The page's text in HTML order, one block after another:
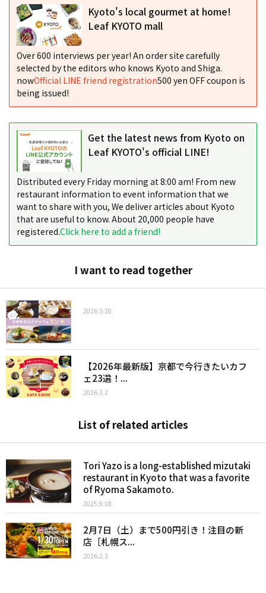
Kyoto's local gourmet at home!
Leaf KYOTO mall
Over 600 interviews per year! An order site carefully
selected by the editors who knows Kyoto and Shiga.
nowOfficial LINE friend registration500 yen OFF coupon is
being issued!
Get the latest news from Kyoto on
Leaf KYOTO's official LINE!
Distributed every Friday morning at 8:00 am! From new
restaurant information to event information that we
want to share with you, We deliver articles about Kyoto
that are useful to know. About 20,000 people have
registered.Click here to add a friend!
I want to read together
2026.3.20
【2026年最新版】京都で今行きたいカフ
ェ23選！...
2026.3.2
List of related articles
Tori Yazo is a long-established mizutaki
restaurant in Kyoto that was a favorite
of Ryoma Sakamoto.
2025.9.18
2月7日（土）まで500円引き！注目の新
店［札幌ス...
2026.2.3